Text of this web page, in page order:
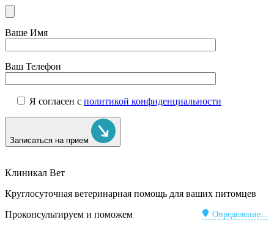
Ваше Имя
Ваш Телефон
Я согласен с политикой конфиденциальности
Записаться на прием
Клиникал Вет
Круглосуточная ветеринарная помощь для ваших питомцев
Определение...
Проконсультируем и поможем